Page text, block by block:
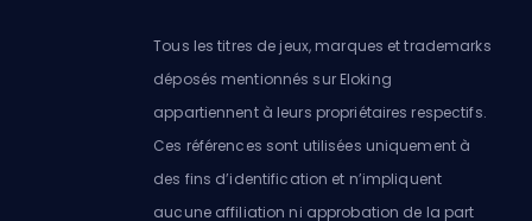
Tous les titres de jeux, marques et trademarks
déposés mentionnés sur Eloking
appartiennent à leurs propriétaires respectifs.
Ces références sont utilisées uniquement à
des fins d’identification et n’impliquent
aucune affiliation ni approbation de la part